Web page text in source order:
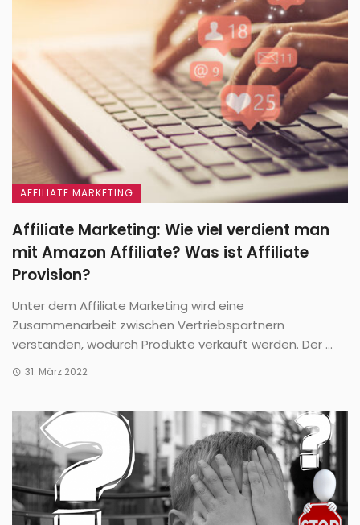
AFFILIATE MARKETING
Affiliate Marketing: Wie viel verdient man
mit Amazon Affiliate? Was ist Affiliate
Provision?
Unter dem Affiliate Marketing wird eine
Zusammenarbeit zwischen Vertriebspartnern
verstanden, wodurch Produkte verkauft werden. Der ...
31. März 2022